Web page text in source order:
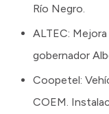
Río Negro.
ALTEC:
gobernador
Coopetel:
COEM.